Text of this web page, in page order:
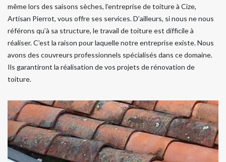
même lors des saisons sèches, l’entreprise de toiture à Cize,
Artisan Pierrot, vous offre ses services. D’ailleurs, si nous ne nous
référons qu’à sa structure, le travail de toiture est difficile à
réaliser. C’est la raison pour laquelle notre entreprise existe. Nous
avons des couvreurs professionnels spécialisés dans ce domaine.
Ils garantiront la réalisation de vos projets de rénovation de
toiture.